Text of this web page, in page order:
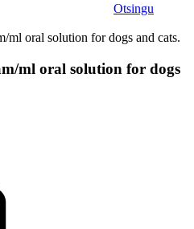
Otsingu
ml oral solution for dogs and cats.
ml oral solution for dogs